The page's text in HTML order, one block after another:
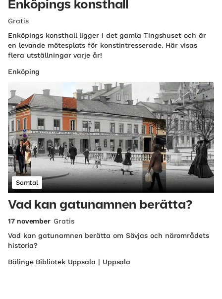
Enköpings konsthall
Gratis
Enköpings konsthall ligger i det gamla Tingshuset och är
en levande mötesplats för konstintresserade. Här visas
flera utställningar varje år!
Enköping
Samtal
Vad kan gatunamnen berätta?
17 november Gratis
Vad kan gatunamnen berätta om Sävjas och närområdets
historia?
Bälinge Bibliotek Uppsala | Uppsala